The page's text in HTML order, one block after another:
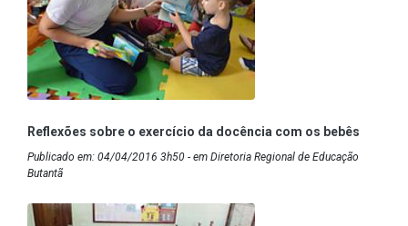
Reflexões sobre o exercício da docência com os bebês
Publicado em: 04/04/2016 3h50 - em Diretoria Regional de Educação
Butantã